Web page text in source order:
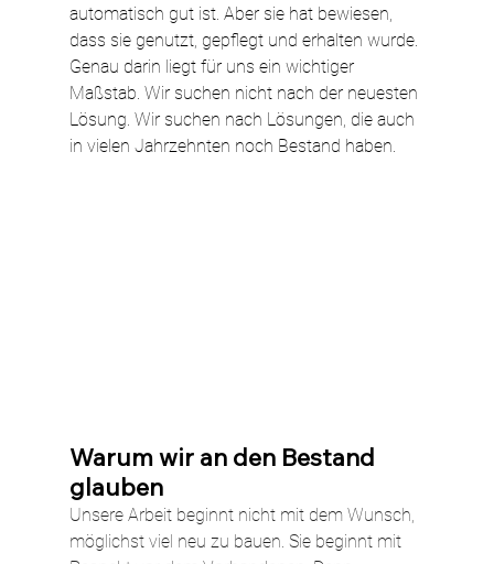
automatisch gut ist. Aber sie hat bewiesen,
dass sie genutzt, gepflegt und erhalten wurde.
Genau darin liegt für uns ein wichtiger
Maßstab. Wir suchen nicht nach der neuesten
Lösung. Wir suchen nach Lösungen, die auch
in vielen Jahrzehnten noch Bestand haben.
Warum wir an den Bestand
glauben
Unsere Arbeit beginnt nicht mit dem Wunsch,
möglichst viel neu zu bauen. Sie beginnt mit